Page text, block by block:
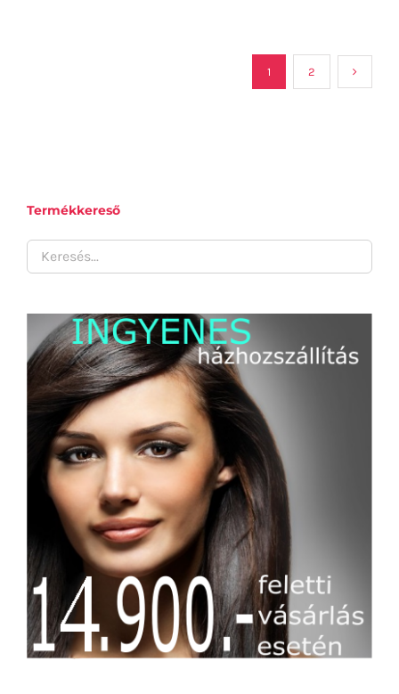
1 2
Termékkereső